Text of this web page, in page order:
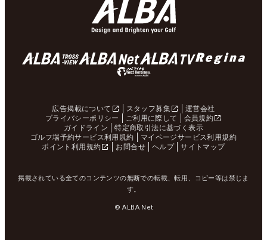
広告掲載について スタッフ募集
運営会社
プライバシーポリシー
ご利用に際して
会員規約
ガイドライン
特定商取引法に基づく表示
ゴルフ場予約サービス利用規約
マイページサービス利用規約
ポイント利用規約
お問合せ ヘルプ サイトマップ
掲載されている全てのコンテンツの無断での転載、転用、コピー等は禁じま
す。
© ALBA Net